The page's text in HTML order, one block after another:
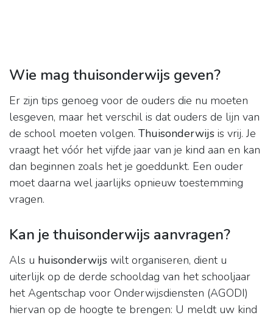
Wie mag thuisonderwijs geven?
Er zijn tips genoeg voor de ouders die nu moeten
lesgeven, maar het verschil is dat ouders de lijn van
de school moeten volgen. Thuisonderwijs is vrij. Je
vraagt het vóór het vijfde jaar van je kind aan en kan
dan beginnen zoals het je goeddunkt. Een ouder
moet daarna wel jaarlijks opnieuw toestemming
vragen.
Kan je thuisonderwijs aanvragen?
Als u huisonderwijs wilt organiseren, dient u
uiterlijk op de derde schooldag van het schooljaar
het Agentschap voor Onderwijsdiensten (AGODI)
hiervan op de hoogte te brengen: U meldt uw kind